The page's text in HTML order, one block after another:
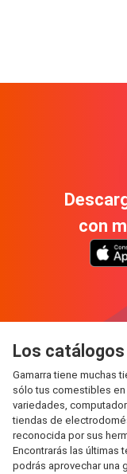
con
Los
Gamarra tiene muchas
sólo tus comestibles
variedades,
tiendas de
reconocida por sus
Encontrarás las últimas
podrás aprovechar una